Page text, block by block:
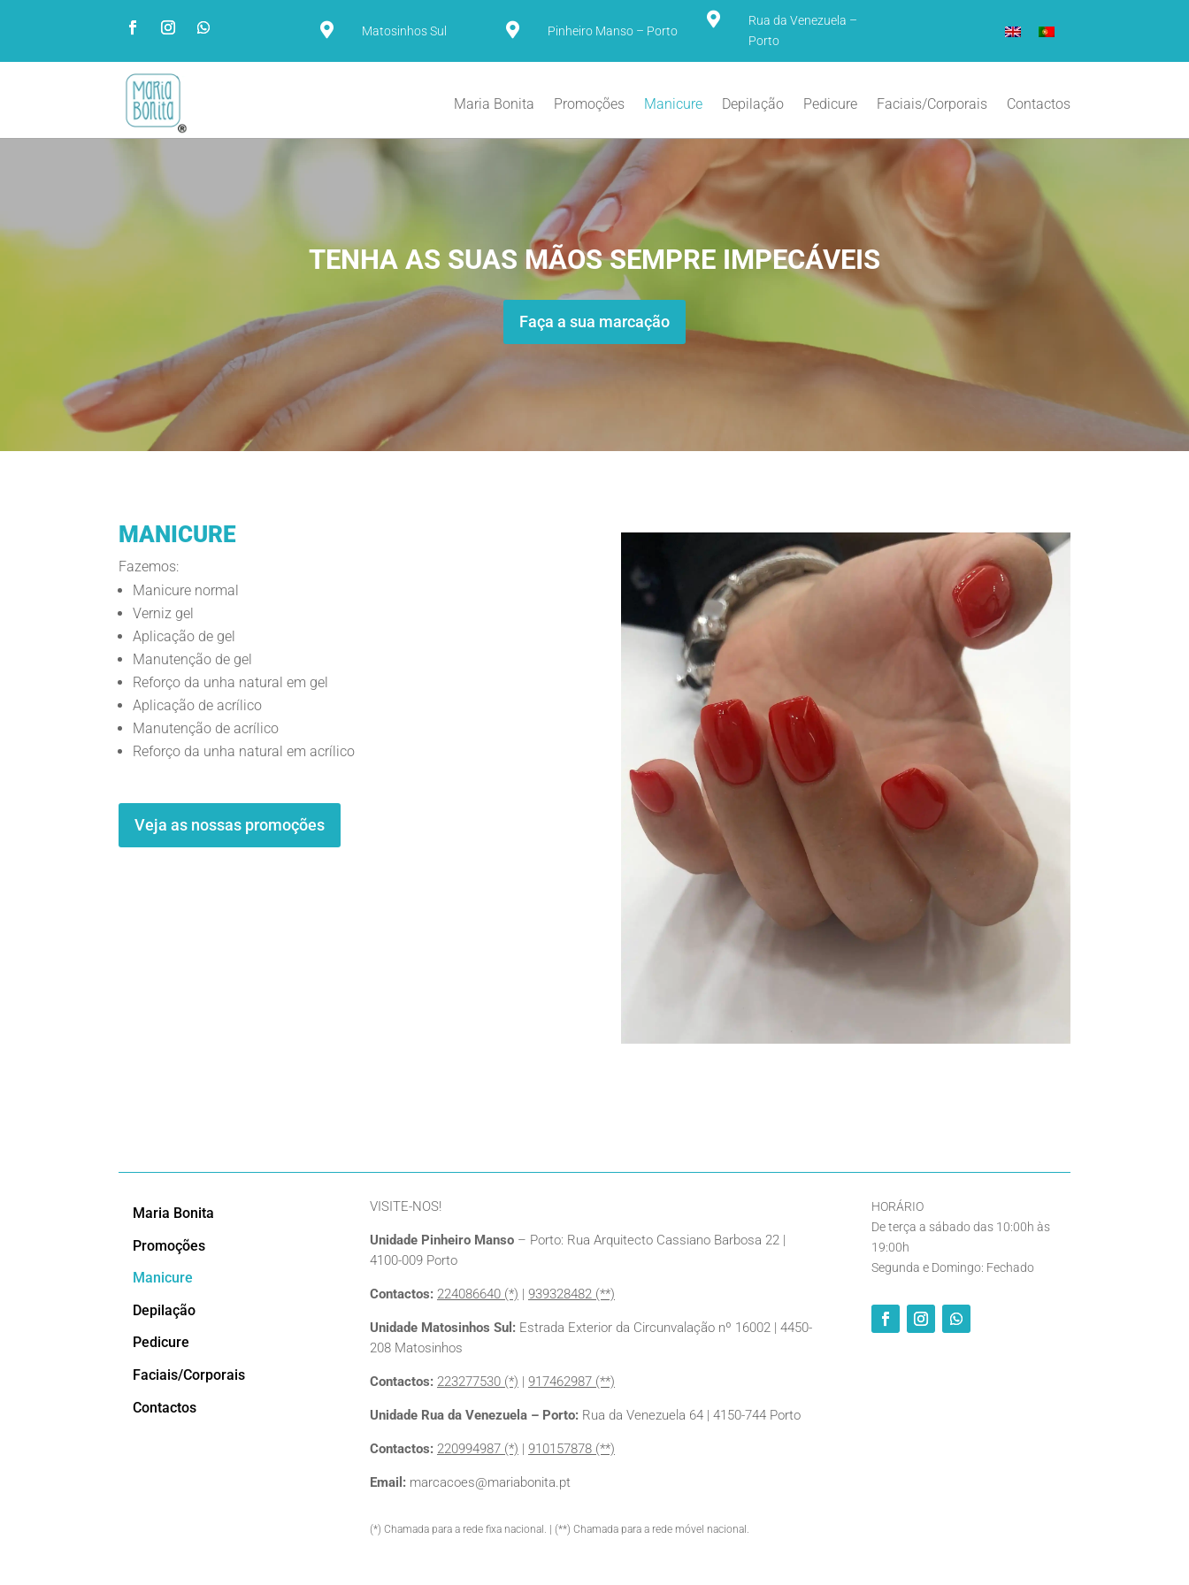
 Matosinhos Sul  Pinheiro Manso – Porto

Rua da Venezuela –
Porto
Maria Bonita Promoções Manicure Depilação Pedicure Faciais/Corporais Contactos
TENHA AS SUAS MÃOS SEMPRE IMPECÁVEIS
Faça a sua marcação
MANICURE
Fazemos:
Manicure normal
Verniz gel
Aplicação de gel
Manutenção de gel
Reforço da unha natural em gel
Aplicação de acrílico
Manutenção de acrílico
Reforço da unha natural em acrílico
Veja as nossas promoções
Maria Bonita
Promoções
Manicure
Depilação
Pedicure
Faciais/Corporais
Contactos
VISITE-NOS!
Unidade Pinheiro Manso– Porto: Rua Arquitecto Cassiano Barbosa 22 |
4100-009 Porto
Contactos: 224086640 (*) | 939328482 (**)
Unidade Matosinhos Sul:Estrada Exterior da Circunvalação nº 16002 | 4450-
208 Matosinhos
Contactos: 223277530(*) | 917462987 (**)
Unidade Rua da Venezuela – Porto:Rua da Venezuela 64 | 4150-744 Porto
Contactos: 220994987 (*) | 910157878 (**)
Email:marcacoes@mariabonita.pt
(*) Chamada para a rede fixa nacional. | (**) Chamada para a rede móvel nacional.
HORÁRIO
De terça a sábado das 10:00h às
19:00h
Segunda e Domingo: Fechado